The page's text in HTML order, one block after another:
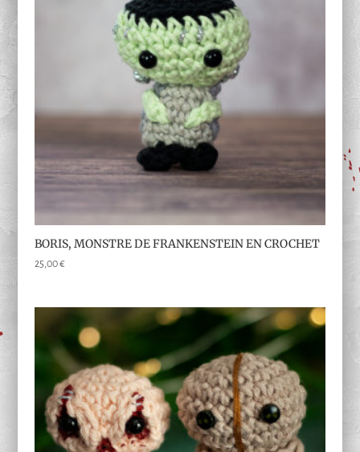
BORIS, MONSTRE DE FRANKENSTEIN EN CROCHET
25,00€